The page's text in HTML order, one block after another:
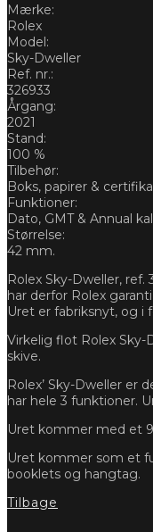
Mærke:
Rolex
Model:
Sky-Dweller
Ref. nr.:
326933
Årgang:
2021
Stand:
100 %
Tilbehør:
Boks, papirer &
Funktioner:
Dato, GMT & Annual
Størrelse:
42 mm.
Rolex Sky-Dweller, ref.
har derfor Rolex
Uret er fabriksnyt, og i
Virkelig flot Rolex
skive.
Rolex’ Sky-Dweller er
har hele 3 funktioner.
Uret kommer med et
Uret kommer som et
booklets og hangtag.
Tilbage